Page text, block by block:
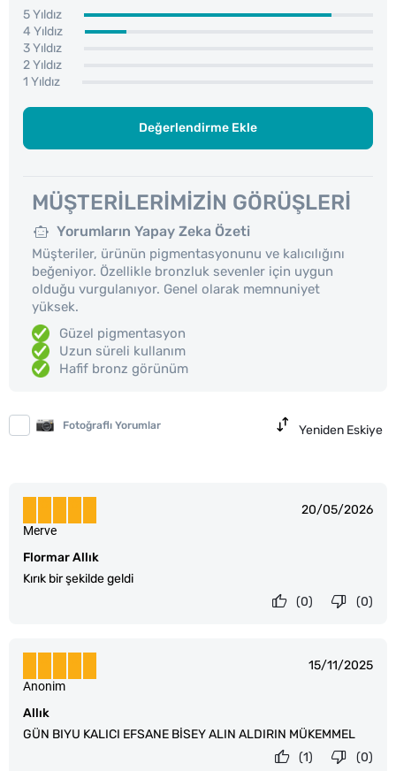
5 Yıldız
4 Yıldız
3 Yıldız
2 Yıldız
1 Yıldız
Değerlendirme Ekle
MÜŞTERILERIMIZIN GÖRÜŞLERI
Yorumların Yapay Zeka Özeti
Müşteriler, ürünün pigmentasyonunu ve kalıcılığını
beğeniyor. Özellikle bronzluk sevenler için uygun
olduğu vurgulanıyor. Genel olarak memnuniyet
yüksek.
Güzel pigmentasyon
Uzun süreli kullanım
Hafif bronz görünüm
Fotoğraflı Yorumlar Yeniden Eskiye
20/05/2026
Flormar Allık
Kırık bir şekilde geldi
Merve
(0)
(0)
15/11/2025
Allık
GÜN BIYU KALICI EFSANE BİSEY ALIN ALDIRIN MÜKEMMEL
Anonim
(0)
(1)